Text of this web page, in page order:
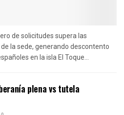
de solicitudes supera las
la sede, generando descontento
en la isla El Toque...
plena vs tutela